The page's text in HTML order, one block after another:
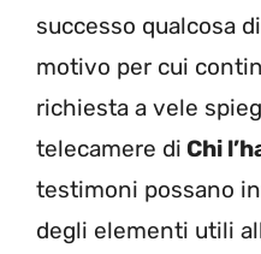
successo qualcosa
motivo per cui
richiesta a vele
telecamere di Chi
testimoni possano
degli elementi utili